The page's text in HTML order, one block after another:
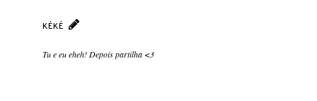
KÉKÉ
Tu e eu eheh! Depois partilha <3